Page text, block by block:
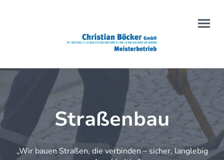
Straßenbau
„Wir bauen Straßen, die verbinden – sicher, langlebig